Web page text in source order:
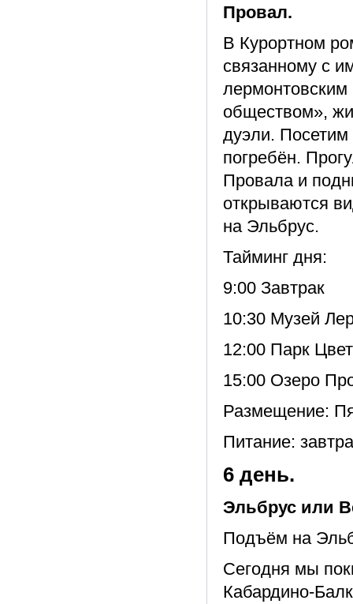
Провал.
В Курортном
связанному с
обществом»,
дуэли.
погребён.
Провала и
открываются
на Эльбрус.
Тайминг дня:
9:00 Завтрак
10:30 Музей
12:00 Парк
15:00 Озеро
Размещение:
Питание:
6 день.
Эльбрус или
Подъём на
Сегодня мы
Кабардино-